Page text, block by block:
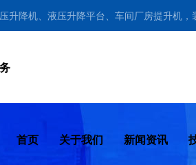
降机、液压升降平台、车间厂房提升机
首页 关于我们 新闻资讯